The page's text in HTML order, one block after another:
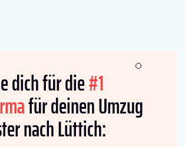
dich für die#1
für deinen Umzug
nach Lüttich: